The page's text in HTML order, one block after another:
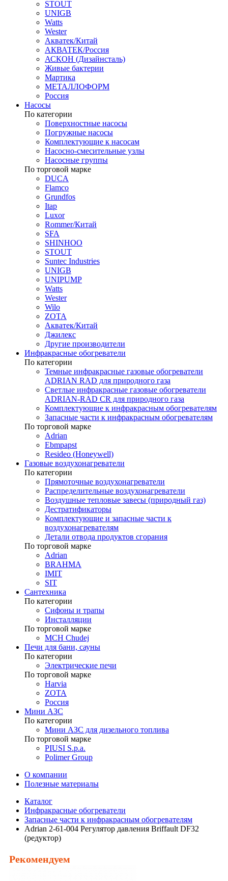
STOUT
UNIGB
Watts
Wester
Акватек/Китай
АКВАТЕК/Россия
АСКОН (Дизайнсталь)
Живые бактерии
Мартика
МЕТАЛЛОФОРМ
Россия
Насосы
По категории
Поверхностные насосы
Погружные насосы
Комплектующие к насосам
Насосно-смесительные узлы
Насосные группы
По торговой марке
DUCA
Flamco
Grundfos
Itap
Luxor
Rommer/Китай
SFA
SHINHOO
STOUT
Suntec Industries
UNIGB
UNIPUMP
Watts
Wester
Wilo
ZOTA
Акватек/Китай
Джилекс
Другие производители
Инфракрасные обогреватели
По категории
Темные инфракрасные газовые обогреватели
ADRIAN RAD для природного газа
Светлые инфракрасные газовые обогреватели
ADRIAN-RAD CR для природного газа
Комплектующие к инфракрасным обогревателям
Запасные части к инфракрасным обогревателям
По торговой марке
Adrian
Ebmpapst
Resideo (Honeywell)
Газовые воздухонагреватели
По категории
Прямоточные воздухонагреватели
Распределительные воздухонагреватели
Воздушные тепловые завесы (природный газ)
Дестратификаторы
Комплектующие и запасные части к
воздухонагревателям
Детали отвода продуктов сгорания
По торговой марке
Adrian
BRAHMA
IMIT
SIT
Сантехника
По категории
Сифоны и трапы
Инсталляции
По торговой марке
MCH Chudej
Печи для бани, сауны
По категории
Электрические печи
По торговой марке
Harvia
ZOTA
Россия
Мини АЗС
По категории
Мини АЗС для дизельного топлива
По торговой марке
PIUSI S.p.a.
Polimer Group
О компании
Полезные материалы
Каталог
Инфракрасные обогреватели
Запасные части к инфракрасным обогревателям
Adrian 2-61-004 Регулятор давления Briffault DF32
(редуктор)
Рекомендуем